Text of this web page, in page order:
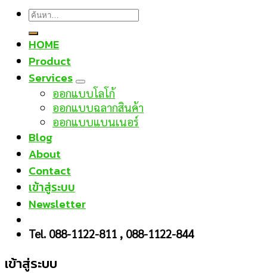
ค้นหา:
HOME
Product
Services
ออกแบบโลโก้
ออกแบบฉลากสินค้า
ออกแบบแบนเนอร์
Blog
About
Contact
เข้าสู่ระบบ
Newsletter
Tel. 088-1122-811 , 088-1122-844
เข้าสู่ระบบ